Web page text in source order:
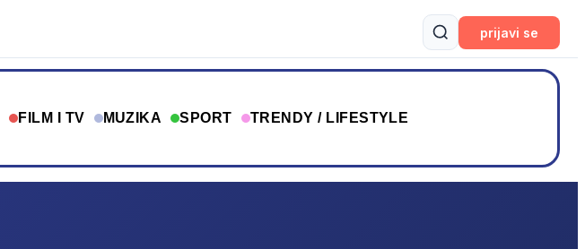
prijavi se
FILM I TV MUZIKA SPORT TRENDY / LIFESTYLE